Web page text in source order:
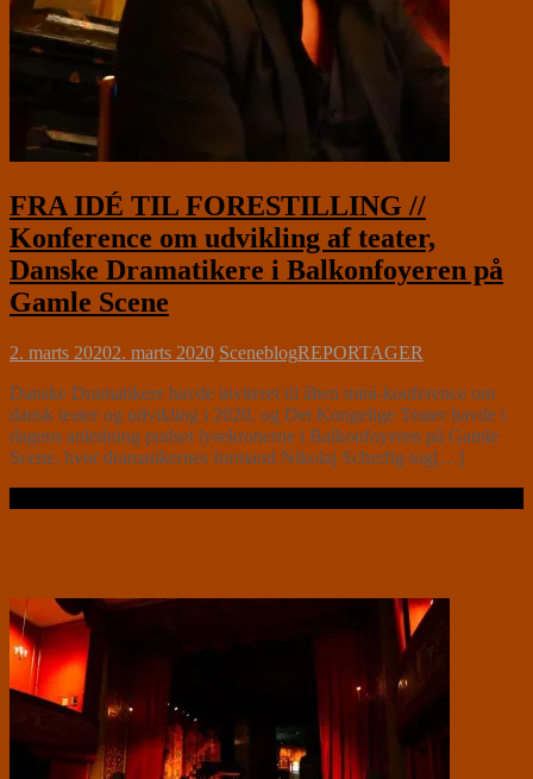
FRA IDÉ TIL FORESTILLING //
Konference om udvikling af teater,
Danske Dramatikere i Balkonfoyeren på
Gamle Scene
2. marts 20202. marts 2020 SceneblogREPORTAGER
Danske Dramatikere havde inviteret til åben mini-konference om
dansk teater og udvikling i 2020, og Det Kongelige Teater havde i
dagens anledning pudset lysekronerne i Balkonfoyeren på Gamle
Scene, hvor dramatikernes formand Nikolaj Scherfig tog[…]